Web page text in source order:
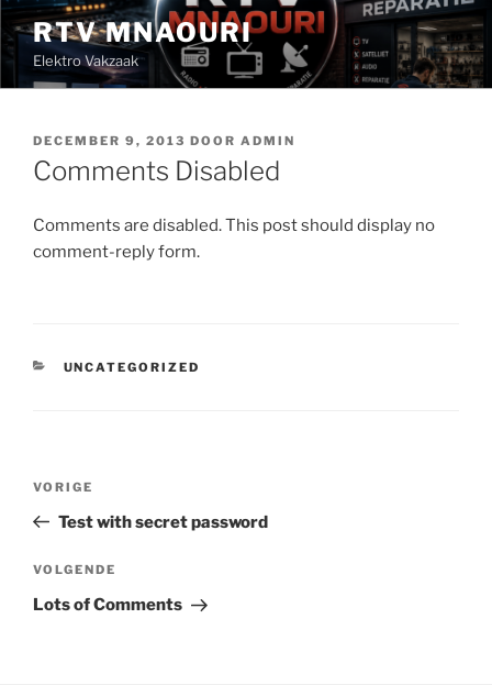
Ga
naar
de
inhoud
RTV MNAOURI
Elektro Vakzaak
GEPLAATST
OP
DECEMBER 9, 2013 DOOR ADMIN
Comments Disabled
Comments are disabled. This post should display no
comment-reply form.
CATEGORIEËN
UNCATEGORIZED
Vorig
bericht
VORIGE
Test with secret password
Volgend
bericht
VOLGENDE
Lots of Comments